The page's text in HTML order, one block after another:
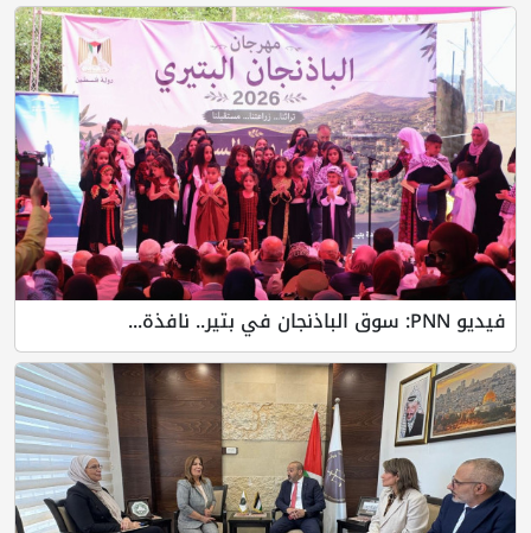
فيديو PNN: سوق الباذنجان في بتير.. نافذة...